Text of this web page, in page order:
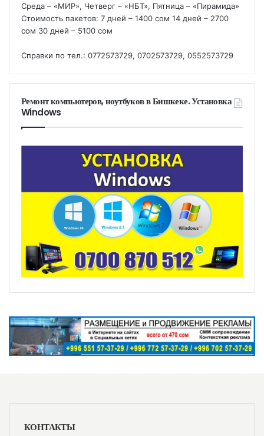
Среда – «МИР», Четверг – «НБТ», Пятница – «Пирамида»
Стоимость пакетов: 7 дней – 1400 сом 14 дней – 2700
сом 30 дней – 5100 сом
Справки по тел.: 0772573729, 0702573729, 0552573729
Ремонт компьютеров, ноутбуков в Бишкеке. Установка
Windows
КОНТАКТЫ